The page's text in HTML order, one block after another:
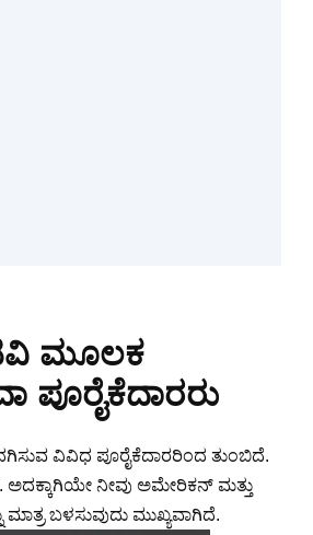
ಮೂಲಕ
ಪೂರೈಕೆದಾರರು
ವಿವಿಧ ಪೂರೈಕೆದಾರರಿಂದ ತುಂಬಿದೆ.
ಅದಕ್ಕಾಗಿಯೇ ನೀವು ಅಮೇರಿಕನ್ ಮತ್ತು
ಮಾತ್ರ ಬಳಸುವುದು ಮುಖ್ಯವಾಗಿದೆ.